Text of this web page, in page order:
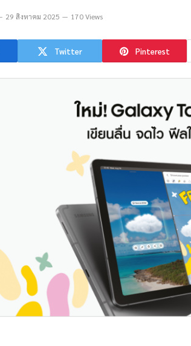
29 สิงหาคม 2025 170 Views
Twitter Pinterest